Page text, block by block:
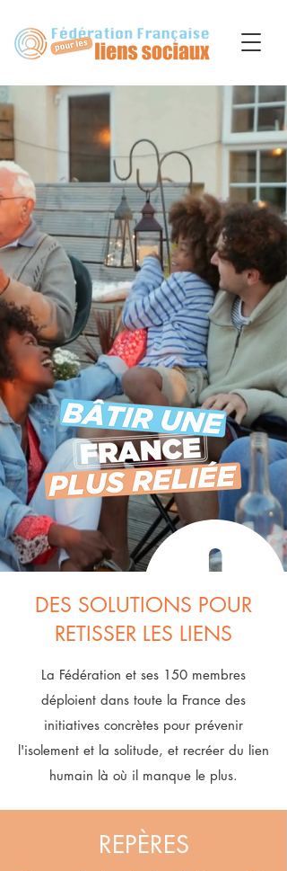
DES SOLUTIONS POUR
RETISSER LES LIENS
La Fédération et ses 150 membres
déploient dans toute la France des
initiatives concrètes pour prévenir
l'isolement et la solitude, et recréer du lien
humain là où il manque le plus.
REPÈRES